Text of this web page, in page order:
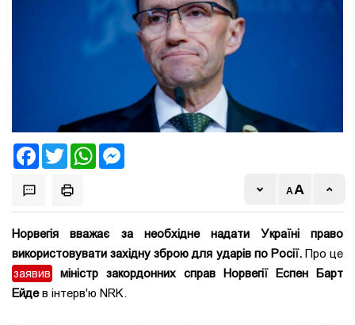
FacebookTwitter WhatsApp
Норвегія вважає за необхідне надати Україні право
використовувати західну зброю для ударів по Росії. Про це
заявив
міністр закордонних справ Норвегії Еспен Барт
Ейдев інтерв'ю NRK.